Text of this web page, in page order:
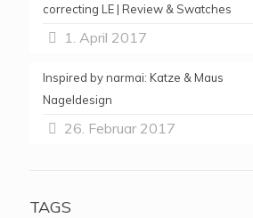
correcting LE | Review & Swatches
1. April 2017
Inspired by narmai: Katze & Maus
Nageldesign
26. Februar 2017
TAGS